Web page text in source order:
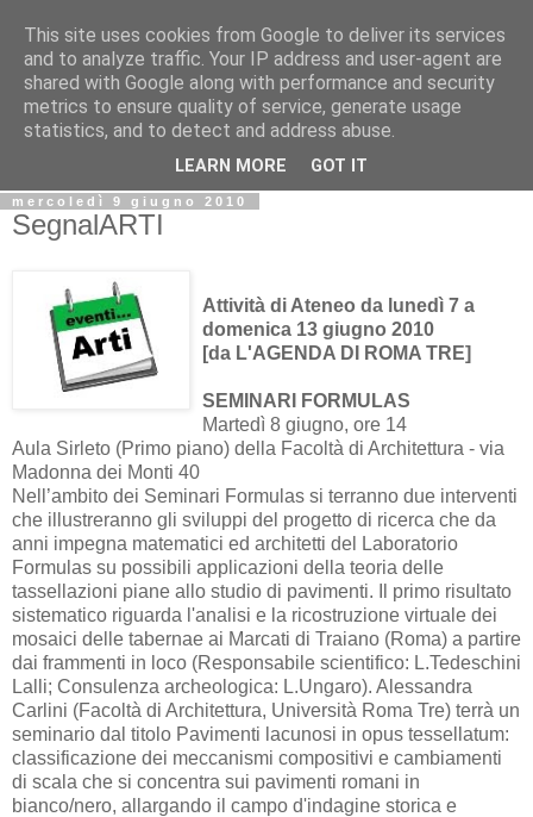
Biblio@rti in
Il Blog della Biblioteca di Area delle arti per condividere
informazioni iniziative incontri
mercoledì 9 giugno 2010
SegnalARTI
Attività di Ateneo da lunedì 7 a
domenica 13 giugno 2010
[da L'AGENDA DI ROMA TRE]
SEMINARI FORMULAS
Martedì 8 giugno, ore 14
Aula Sirleto (Primo piano) della Facoltà di Architettura - via
Madonna dei Monti 40
Nell’ambito dei Seminari Formulas si terranno due interventi
che illustreranno gli sviluppi del progetto di ricerca che da
anni impegna matematici ed architetti del Laboratorio
Formulas su possibili applicazioni della teoria delle
tassellazioni piane allo studio di pavimenti. Il primo risultato
sistematico riguarda l'analisi e la ricostruzione virtuale dei
mosaici delle tabernae ai Marcati di Traiano (Roma) a partire
dai frammenti in loco (Responsabile scientifico: L.Tedeschini
Lalli; Consulenza archeologica: L.Ungaro). Alessandra
Carlini (Facoltà di Architettura, Università Roma Tre) terrà un
seminario dal titolo Pavimenti lacunosi in opus tessellatum:
classificazione dei meccanismi compositivi e cambiamenti
di scala che si concentra sui pavimenti romani in
bianco/nero, allargando il campo d'indagine storica e
This site uses cookies from Google to deliver its services
and to analyze traffic. Your IP address and user-agent are
shared with Google along with performance and security
metrics to ensure quality of service, generate usage
statistics, and to detect and address abuse.
LEARN MORE GOT IT